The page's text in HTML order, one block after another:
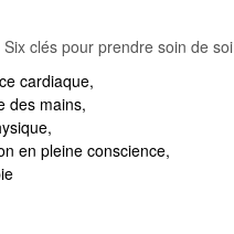
clés pour prendre soin de soi
cardiaque,
des mains,
en pleine conscience,